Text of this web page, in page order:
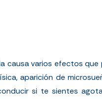
causa varios efectos
aparición de
si te sientes